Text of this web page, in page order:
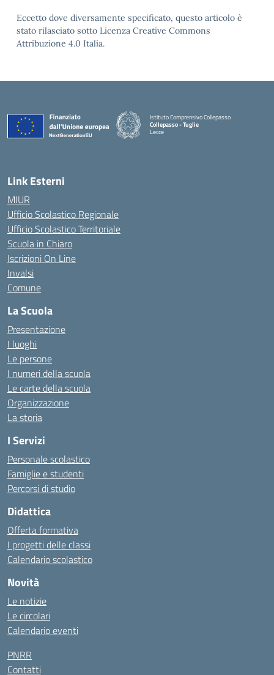
Eccetto dove diversamente specificato, questo articolo è
stato rilasciato sotto Licenza Creative Commons
Attribuzione 4.0 Italia.
Istituto Comprensivo Collepasso
Collepasso - Tuglie
Lecce
Link Esterni
MIUR
Ufficio Scolastico Regionale
Ufficio Scolastico Territoriale
Scuola in Chiaro
Iscrizioni On Line
Invalsi
Comune
La Scuola
Presentazione
I luoghi
Le persone
I numeri della scuola
Le carte della scuola
Organizzazione
La storia
I Servizi
Personale scolastico
Famiglie e studenti
Percorsi di studio
Didattica
Offerta formativa
I progetti delle classi
Calendario scolastico
Novità
Le notizie
Le circolari
Calendario eventi
PNRR
Contatti